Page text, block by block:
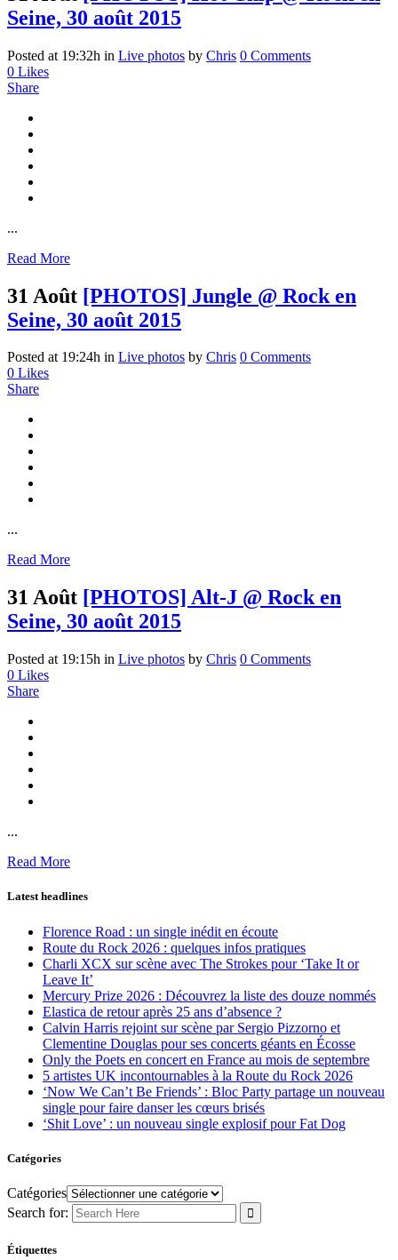
Seine, 30 août 2015
Posted at 19:32h in Live photos by Chris 0 Comments
0 Likes
Share
...
Read More
31 Août [PHOTOS] Jungle @ Rock en
Seine, 30 août 2015
Posted at 19:24h in Live photos by Chris 0 Comments
0 Likes
Share
...
Read More
31 Août [PHOTOS] Alt-J @ Rock en
Seine, 30 août 2015
Posted at 19:15h in Live photos by Chris 0 Comments
0 Likes
Share
...
Read More
Latest headlines
Florence Road : un single inédit en écoute
Route du Rock 2026 : quelques infos pratiques
Charli XCX sur scène avec The Strokes pour ‘Take It or
Leave It’
Mercury Prize 2026 : Découvrez la liste des douze nommés
Elastica de retour après 25 ans d’absence ?
Calvin Harris rejoint sur scène par Sergio Pizzorno et
Clementine Douglas pour ses concerts géants en Écosse
Only the Poets en concert en France au mois de septembre
5 artistes UK incontournables à la Route du Rock 2026
‘Now We Can’t Be Friends’ : Bloc Party partage un nouveau
single pour faire danser les cœurs brisés
‘Shit Love’ : un nouveau single explosif pour Fat Dog
Catégories
Catégories
Search for:
Étiquettes